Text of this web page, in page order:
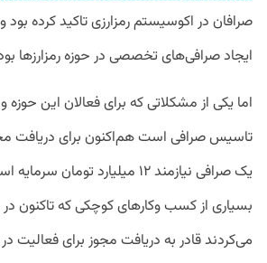
صرافان در اکوسیستمرمزارزیتاکیدکرده بودو
ایجادصرافی‌های تخصصی در حوزهرمزارزها
اما یکی از مشکلاتیکه برایفعالان این حوزه
تاسیسصرافی استهم‌اکنون برای دریافت
یکصرافی نیازمند۱۲ میلیارد تومان سرمایه
بسیاری ازکسبوکارهایکوچکیکهتاکنون در
می‌کردندقادر به دریافت مجوز برایفعالیت در